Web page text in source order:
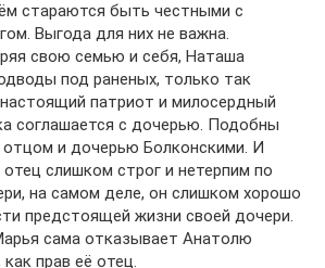
стараются быть честными с
Выгода для них не важна.
свою семью и себя, Наташа
под раненых, только так
патриот и милосердный
соглашается с дочерью. Подобны
и дочерью Болконскими. И
слишком строг и нетерпим по
на самом деле, он слишком хорошо
предстоящей жизни своей дочери.
сама отказывает Анатолю
как прав её отец.